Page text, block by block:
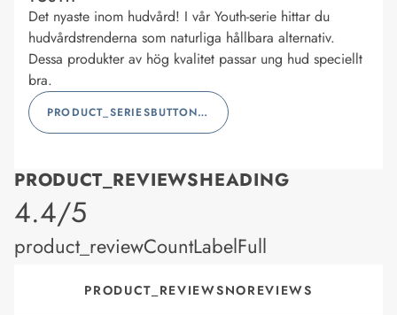
Det nyaste inom hudvård! I vår Youth-serie hittar du
hudvårdstrenderna som naturliga hållbara alternativ.
Dessa produkter av hög kvalitet passar ung hud speciellt
bra.
PRODUCT_SERIESBUTTONLABEL
PRODUCT_REVIEWSHEADING
product_rating
4.4/5
product_reviewCountLabelFull
PRODUCT_REVIEWSNOREVIEWS